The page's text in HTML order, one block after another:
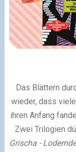
Das Blättern
wieder, dass
ihren Anfang
Zwei Trilogien
Grischa -